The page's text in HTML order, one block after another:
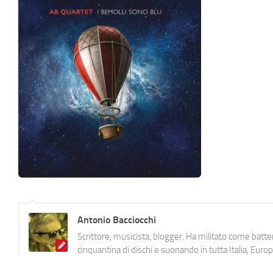
Antonio Bacciocchi
Scrittore, musicista, blogger. Ha militato come
cinquantina di dischi e suonando in tutta Italia,